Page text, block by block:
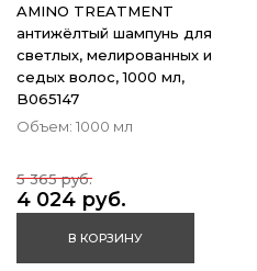
AMINO TREATMENT
антижёлтый шампунь для
светлых, мелированных и
седых волос, 1000 мл,
B065147
Объем: 1000 мл
4 024 руб.
5 365 руб.
В КОРЗИНУ